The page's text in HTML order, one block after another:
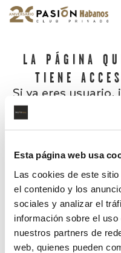
Esta página web usa
Las cookies de este
el contenido y los
sociales y analizar el
información sobre el
nuestros partners de
web, quienes pueden
LA PÁGINA
TIENE
Si ya eres usuario,
¿Has olvidado tu